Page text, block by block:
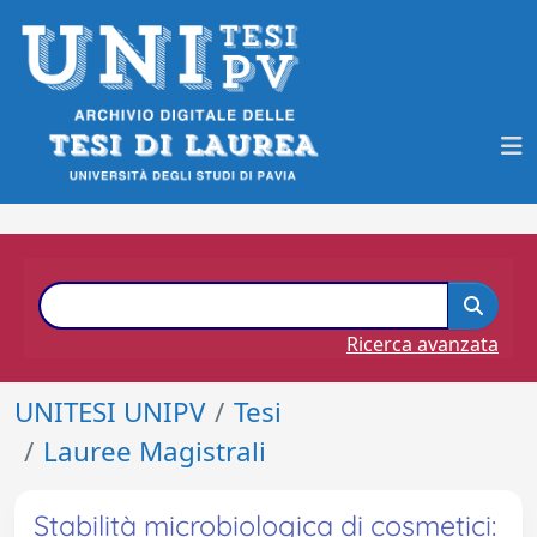
Ricerca avanzata
UNITESI UNIPV
Tesi
Lauree Magistrali
Stabilità microbiologica di cosmetici: